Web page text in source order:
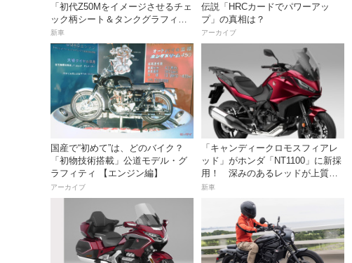
「初代Z50Mをイメージさせるチェ
ック柄シート＆タンクグラフィッ
ク」44万円で9月21日発売
新車
伝説「HRCカードでパワーアッ
プ」の真相は？
アーカイブ
国産で“初めて”は、どのバイク？
「初物技術搭載」公道モデル・グ
ラフィティ 【エンジン編】
アーカイブ
「キャンディークロモスフィアレ
ッド」がホンダ「NT1100」に新採
用！ 深みのあるレッドが上質な
走りを予感させる！
新車